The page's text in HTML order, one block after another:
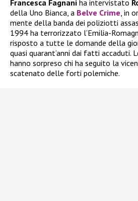
Francesca Fagnani ha intervistato
della Uno Bianca, a Belve Crime , in
mente della banda dei poliziotti
1994 ha terrorizzato l’Emilia-
risposto a tutte le domande della
quasi quarant’anni dai fatti accaduti.
hanno sorpreso chi ha seguito la
scatenato delle forti polemiche.